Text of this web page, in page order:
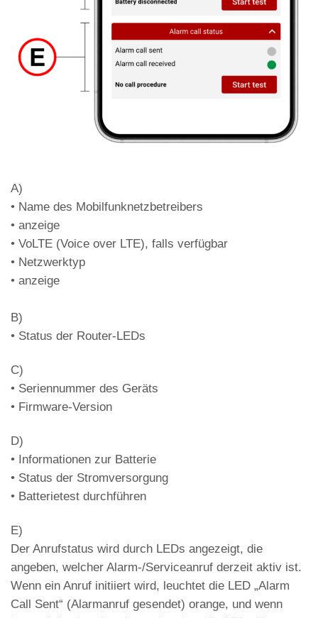
LED DL4 – Netzwerktyp (Farbe)
4G-Netzwerk + VoLTE
Orange
4G-Netz (kein VoLTE)
2G-/3G-Netzwerk
LED DL5 – Datenroaming
LED DL6 – FXS-Ausgangsstatus und
Leitungsstatus (bei Klingelton blinkt die
entsprechende LED)
Grün
Weiß
Leitung in der ausgehenden
Cyan
Kommunikation
blinkt die entsprechende LED)
Grün
BUS-Ausgang 2 W aktiv
Violett
Laufende Intercom-
Weiß
Bus aktiv und Leitung in
A)
• Name des Mobilfunknetzbetreibers
• anzeige
• VoLTE (Voice over LTE), falls verfügbar
• Netzwerktyp
• anzeige
B)
• Status der Router-LEDs
C)
• Seriennummer des Geräts
• Firmware-Version
D)
• Informationen zur Batterie
• Status der Stromversorgung
• Batterietest durchführen
E)
Der Anrufstatus wird durch LEDs angezeigt, die
angeben, welcher Alarm-/Serviceanruf derzeit aktiv ist.
Wenn ein Anruf initiiert wird, leuchtet die LED „Alarm
Call Sent“ (Alarmanruf gesendet) orange, und wenn